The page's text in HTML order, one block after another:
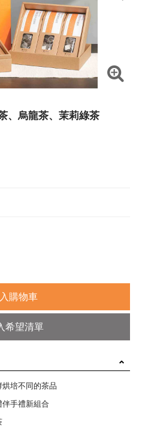
、烏龍茶、茉莉綠茶
購物車
培不同的茶品
伴手禮新組合